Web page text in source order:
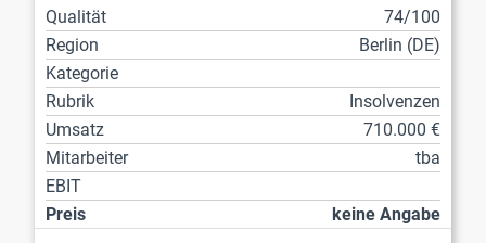
Qualität
74/100
Region
Berlin (DE)
Kategorie
Rubrik
Insolvenzen
Umsatz
710.000 €
Mitarbeiter
tba
EBIT
Preis
keine Angabe